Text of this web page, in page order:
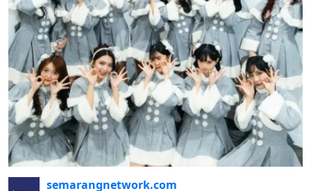
cipta.
semarangnetwork.com